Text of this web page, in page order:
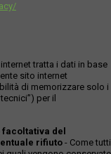
tratta i dati in base
sito internet
di memorizzare solo i
per il
del
rifiuto - Come tutti